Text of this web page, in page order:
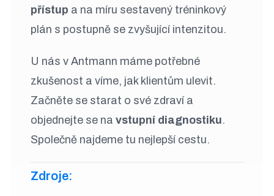
přístup a na míru sestavený tréninkový
plán s postupně se zvyšující intenzitou.
U nás v Antmann máme potřebné
zkušenost a víme, jak klientům ulevit.
Začněte se starat o své zdraví a
objednejte se na vstupní diagnostiku.
Společně najdeme tu nejlepší cestu.
Zdroje: